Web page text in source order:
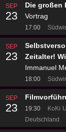
SEP
23
Die großen
Vortrag
17:00
SEP
23
Zeitalter!
Immanuel
18:00
SEP
23 19:30 KoKi
Deutschland